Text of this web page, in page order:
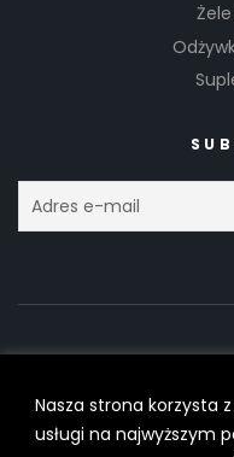
Nasza strona korzysta
usługi na najwyższym
Copyright © 2022